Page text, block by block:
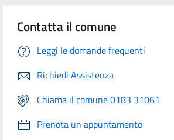
Contatta il comune
Leggi le domande frequenti
Richiedi Assistenza
Chiama il comune 0183 31061
Prenota un appuntamento